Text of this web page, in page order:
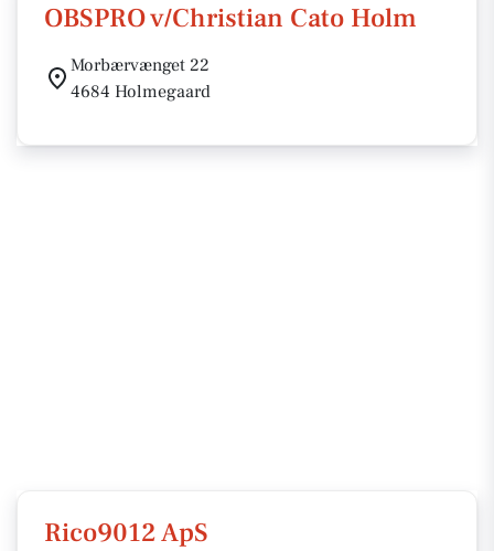
OBSPRO v/Christian Cato Holm
Morbærvænget 22
4684 Holmegaard
Rico9012 ApS